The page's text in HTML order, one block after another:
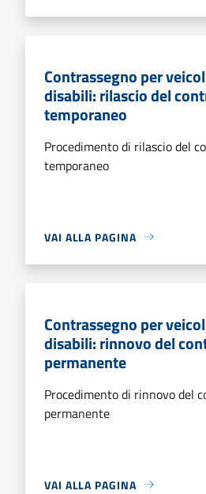
Contrassegno per
disabili: rilascio del
temporaneo
Procedimento di rilascio del
temporaneo
VAI ALLA PAGINA
Contrassegno per
disabili: rinnovo del
permanente
Procedimento di rinnovo del
permanente
VAI ALLA PAGINA